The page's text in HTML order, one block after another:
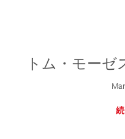
トム・モーゼ